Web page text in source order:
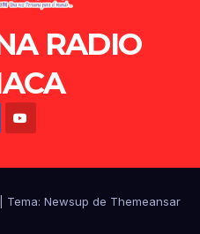
RADIO
Tema: Newsup de Themeansar